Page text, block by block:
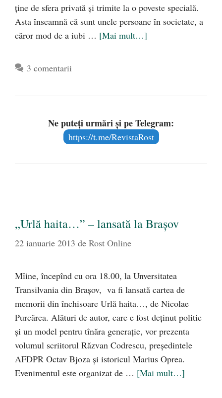
ţine de sfera privată şi trimite la o poveste specială.
Asta înseamnă că sunt unele persoane în societate, a
căror mod de a iubi … [Mai mult…]
3 comentarii
Ne puteți urmări și pe Telegram:
https://t.me/RevistaRost
„Urlă haita…” – lansată la Braşov
22 ianuarie 2013 de Rost Online
Mîine, începînd cu ora 18.00, la Unversitatea
Transilvania din Braşov, va fi lansată cartea de
memorii din închisoare Urlă haita…, de Nicolae
Purcărea. Alături de autor, care e fost deţinut politic
şi un model pentru tînăra generaţie, vor prezenta
volumul scriitorul Răzvan Codrescu, preşedintele
AFDPR Octav Bjoza şi istoricul Marius Oprea.
Evenimentul este organizat de … [Mai mult…]